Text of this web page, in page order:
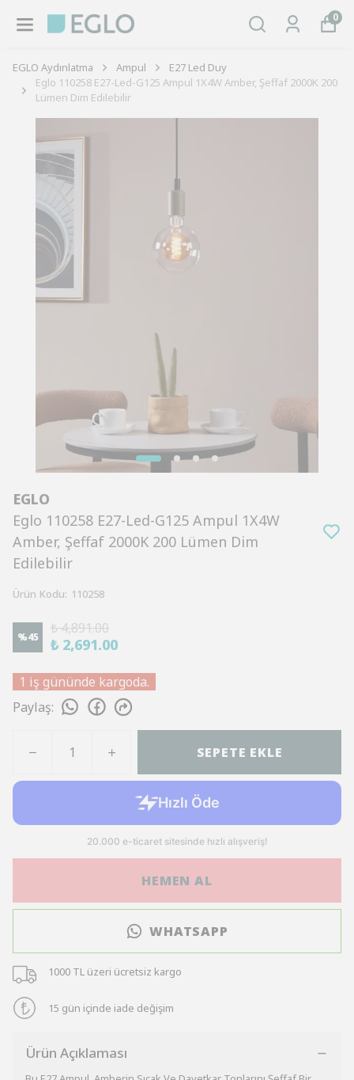
0
EGLO Aydınlatma Ampul
E27 Led Duy
Eglo 110258 E27-Led-G125 Ampul 1X4W Amber, Şeffaf 2000K 200
Lümen Dim Edilebilir
EGLO
Eglo 110258 E27-Led-G125 Ampul 1X4W
Amber, Şeffaf 2000K 200 Lümen Dim
Edilebilir
Ürün Kodu: 110258
%45
₺ 4,891.00
₺ 2,691.00
1 iş gününde kargoda.
Paylaş:
SEPETE EKLE
HEMEN AL
WHATSAPP
1000 TL üzeri ücretsiz kargo
15 gün içinde iade değişim
Ürün Açıklaması